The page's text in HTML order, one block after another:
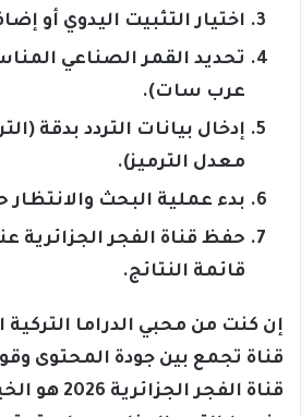
اختيار التثبيت اليدوي أو
تحديد القمر الصناعي
عرب سات).
إدخال بيانات التردد بدقة
معدل الترميز).
بدء عملية البحث
حفظ قناة الفجر الجزائرية
قائمة النتائج.
إن كنت من محبي الدراما
قناة تجمع بين جودة المحتوى
قناة الفجر